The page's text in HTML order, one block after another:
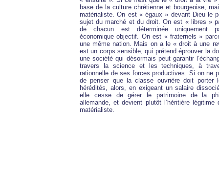
base de la culture chrétienne et bourgeoise,
matérialiste. On est « égaux » devant Dieu le
sujet du marché et du droit. On est « libres »
de chacun est déterminée uniquement
économique objectif. On est « fraternels »
une même nation. Mais on a le « droit à une
est un corps sensible, qui prétend éprouver la
une société qui désormais peut garantir
travers la science et les techniques, à
rationnelle de ses forces productives. Si on ne
de penser que la classe ouvrière doit porter
hérédités, alors, en exigeant un salaire
elle cesse de gérer le patrimoine de la
allemande, et devient plutôt l’héritière
matérialiste.